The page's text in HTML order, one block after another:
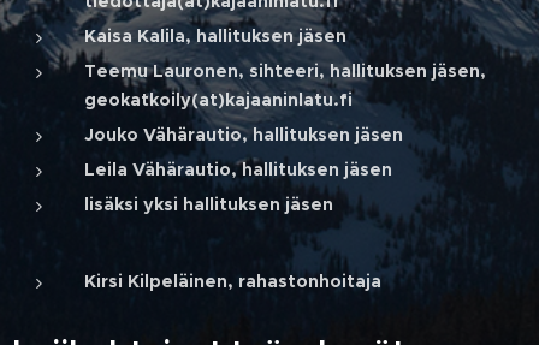
Kaisa Kalila, hallituksen jäsen
Teemu Lauronen, sihteeri, hallituksen jäsen,
geokatkoily(at)kajaaninlatu.fi
Jouko Vähärautio, hallituksen jäsen
Leila Vähärautio, hallituksen jäsen
lisäksi yksi hallituksen jäsen
Kirsi Kilpeläinen, rahastonhoitaja